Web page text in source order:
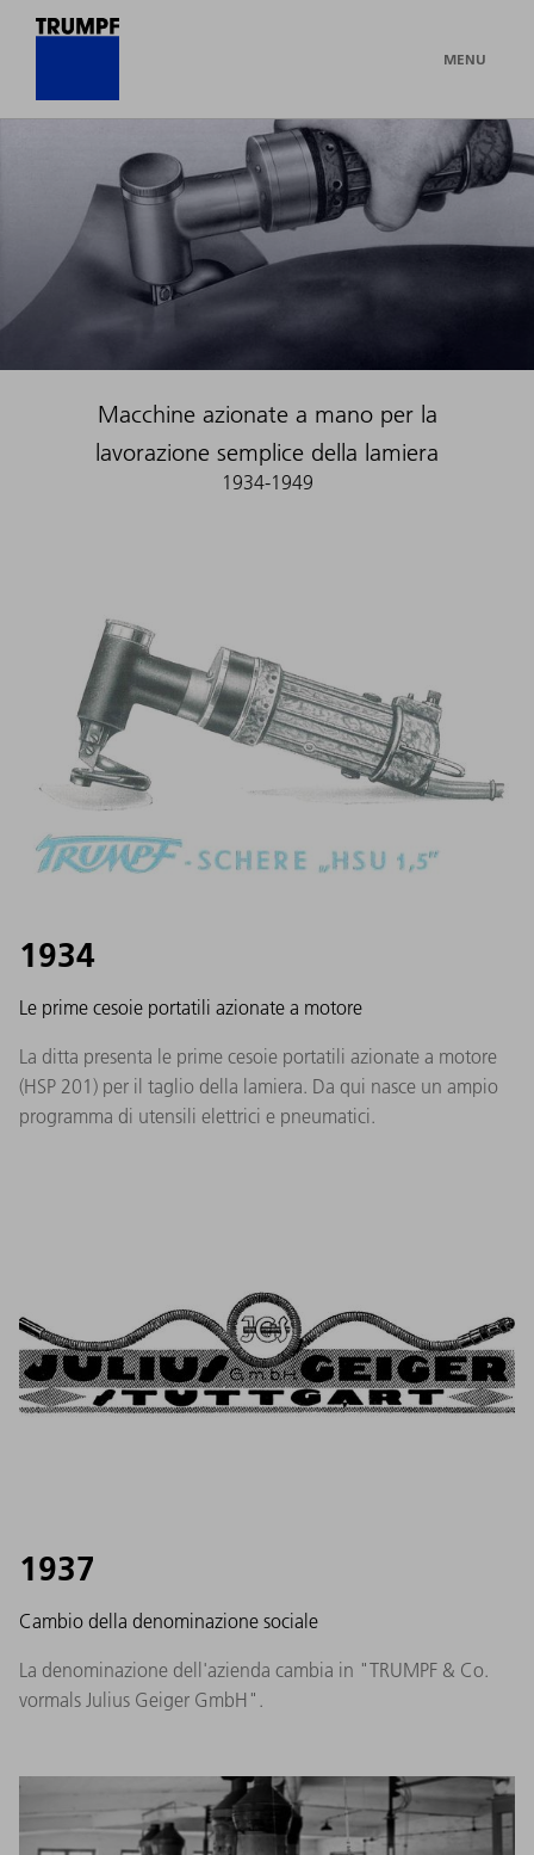
MENU
Macchine azionate a mano per la
lavorazione semplice della lamiera
1934-1949
1934
Le prime cesoie portatili azionate a motore
La ditta presenta le prime cesoie portatili azionate a motore
(HSP 201) per il taglio della lamiera. Da qui nasce un ampio
programma di utensili elettrici e pneumatici.
1937
Cambio della denominazione sociale
La denominazione dell'azienda cambia in "TRUMPF & Co.
vormals Julius Geiger GmbH".